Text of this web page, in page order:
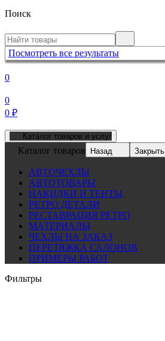
Поиск
Посмотреть все результаты
0
0
0 ₽
Каталог товаров и услуг
Каталог товаров Назад Закрыть
АВТОЧЕХЛЫ
АВТОТОВАРЫ
НАКИДКИ И ТЕНТЫ
РЕТРО ДЕТАЛИ
РЕСТАВРАЦИЯ РЕТРО
МАТЕРИАЛЫ
ЧЕХЛЫ НА ЗАКАЗ
ПЕРЕТЯЖКА САЛОНОВ
ПРИМЕРЫ РАБОТ
Фильтры